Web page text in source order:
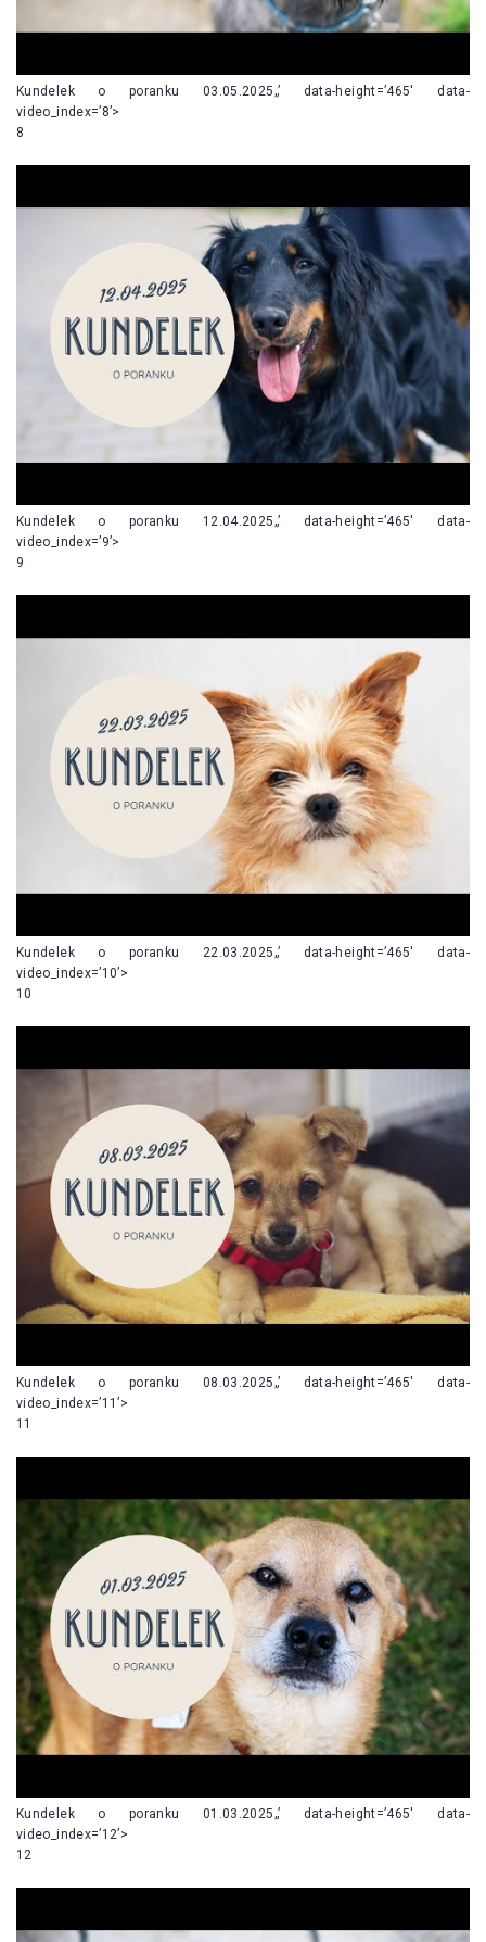
Kundelek o poranku 03.05.2025„’ data-height=’465′ data-
video_index=’8’>
8
Kundelek o poranku 12.04.2025„’ data-height=’465′ data-
video_index=’9’>
9
Kundelek o poranku 22.03.2025„’ data-height=’465′ data-
video_index=’10’>
10
Kundelek o poranku 08.03.2025„’ data-height=’465′ data-
video_index=’11’>
11
Kundelek o poranku 01.03.2025„’ data-height=’465′ data-
video_index=’12’>
12